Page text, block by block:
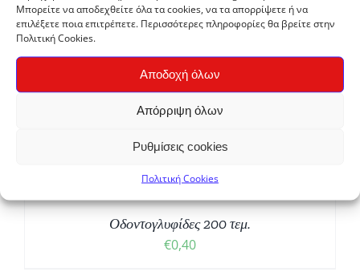
Μπορείτε να αποδεχθείτε όλα τα cookies, να τα απορρίψετε ή να
επιλέξετε ποια επιτρέπετε. Περισσότερες πληροφορίες θα βρείτε στην
Πολιτική Cookies.
Αποδοχή όλων
Απόρριψη όλων
Ρυθμίσεις cookies
Πολιτική Cookies
through
Οδοντογλυφίδες 200 τεμ.
€0,40